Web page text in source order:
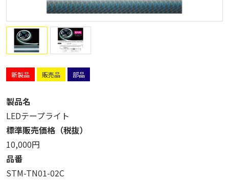
新製品 販売品 部品
製品名
LEDテープライト
標準販売価格（税抜）
10,000円
品番
STM-TN01-02C